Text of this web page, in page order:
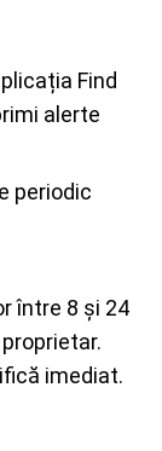
Find
alerte
periodic
între 8 și 24
imediat.